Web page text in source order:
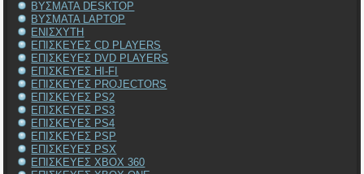
ΒΥΣΜΑΤΑ DESKTOP
ΒΥΣΜΑΤΑ LAPTOP
ΕΝΙΣΧΥΤΗ
ΕΠΙΣΚΕΥΕΣ CD PLAYERS
ΕΠΙΣΚΕΥΕΣ DVD PLAYERS
ΕΠΙΣΚΕΥΕΣ HI-FI
ΕΠΙΣΚΕΥΕΣ PROJECTORS
ΕΠΙΣΚΕΥΕΣ PS2
ΕΠΙΣΚΕΥΕΣ PS3
ΕΠΙΣΚΕΥΕΣ PS4
ΕΠΙΣΚΕΥΕΣ PSP
ΕΠΙΣΚΕΥΕΣ PSX
ΕΠΙΣΚΕΥΕΣ XBOX 360